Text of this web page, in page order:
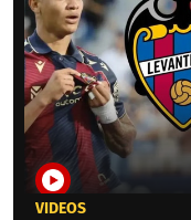
VIDEOS